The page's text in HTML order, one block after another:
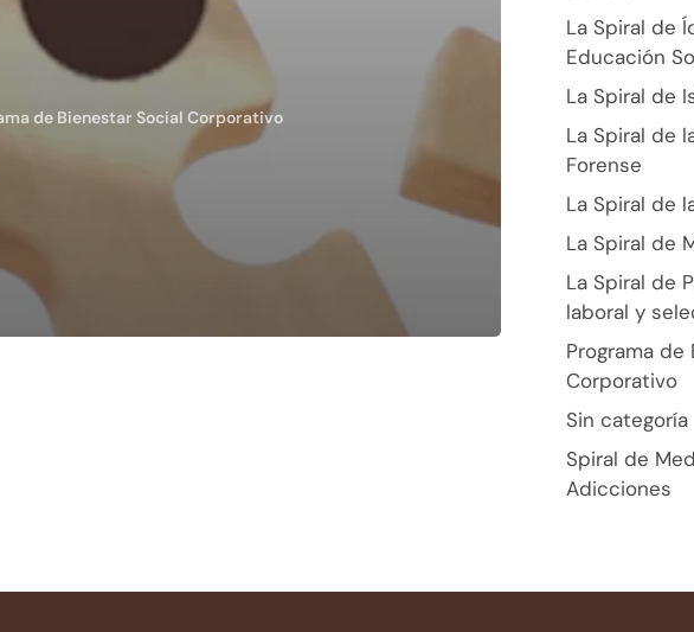
de Bienestar Social Corporativo
La Spiral de
Educación
La Spiral de
La Spiral de
Forense
La Spiral de
La Spiral de
La Spiral de
laboral y
Programa de
Corporativo
Sin categoría
Spiral de
Adicciones